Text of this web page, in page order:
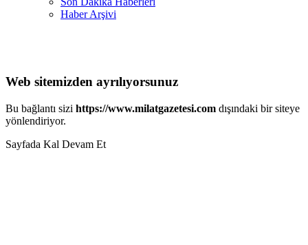
Haber Arşivi
Web sitemizden ayrılıyorsunuz
Bu bağlantı sizi https://www.milatgazetesi.com dışındaki bir siteye
yönlendiriyor.
Sayfada Kal Devam Et